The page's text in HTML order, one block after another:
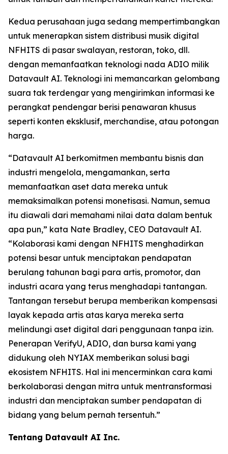
Kedua perusahaan juga sedang mempertimbangkan
untuk menerapkan sistem distribusi musik digital
NFHITS di pasar swalayan, restoran, toko, dll.
dengan memanfaatkan teknologi nada ADIO milik
Datavault AI. Teknologi ini memancarkan gelombang
suara tak terdengar yang mengirimkan informasi ke
perangkat pendengar berisi penawaran khusus
seperti konten eksklusif, merchandise, atau potongan
harga.
“Datavault AI berkomitmen membantu bisnis dan
industri mengelola, mengamankan, serta
memanfaatkan aset data mereka untuk
memaksimalkan potensi monetisasi. Namun, semua
itu diawali dari memahami nilai data dalam bentuk
apa pun,” kata Nate Bradley, CEO Datavault AI.
“Kolaborasi kami dengan NFHITS menghadirkan
potensi besar untuk menciptakan pendapatan
berulang tahunan bagi para artis, promotor, dan
industri acara yang terus menghadapi tantangan.
Tantangan tersebut berupa memberikan kompensasi
layak kepada artis atas karya mereka serta
melindungi aset digital dari penggunaan tanpa izin.
Penerapan VerifyU, ADIO, dan bursa kami yang
didukung oleh NYIAX memberikan solusi bagi
ekosistem NFHITS. Hal ini mencerminkan cara kami
berkolaborasi dengan mitra untuk mentransformasi
industri dan menciptakan sumber pendapatan di
bidang yang belum pernah tersentuh.”
Tentang Datavault AI Inc.